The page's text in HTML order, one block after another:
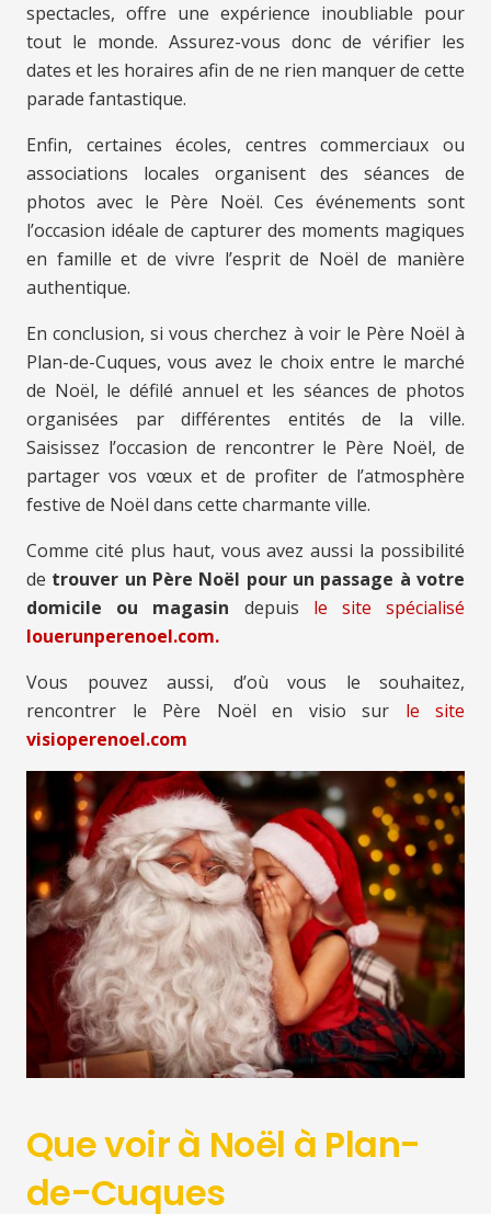
spectacles, offre une expérience inoubliable pour
tout le monde. Assurez-vous donc de vérifier les
dates et les horaires afin de ne rien manquer de cette
parade fantastique.
Enfin, certaines écoles, centres commerciaux ou
associations locales organisent des séances de
photos avec le Père Noël. Ces événements sont
l’occasion idéale de capturer des moments magiques
en famille et de vivre l’esprit de Noël de manière
authentique.
En conclusion, si vous cherchez à voir le Père Noël à
Plan-de-Cuques, vous avez le choix entre le marché
de Noël, le défilé annuel et les séances de photos
organisées par différentes entités de la ville.
Saisissez l’occasion de rencontrer le Père Noël, de
partager vos vœux et de profiter de l’atmosphère
festive de Noël dans cette charmante ville.
Comme cité plus haut, vous avez aussi la possibilité
de trouver un Père Noël pour un passage à votre
domicile ou magasin depuis le site spécialisé
louerunperenoel.com.
Vous pouvez aussi, d’où vous le souhaitez,
rencontrer le Père Noël en visio sur le site
visioperenoel.com
Que voir à Noël à Plan-
de-Cuques